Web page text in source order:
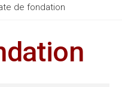
de fondation